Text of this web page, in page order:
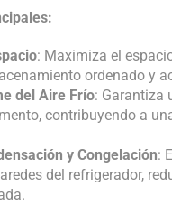
: Maximiza el
ordenado y
del Aire Frío: Garantiza
contribuyendo a
y Congelación:
del refrigerador,